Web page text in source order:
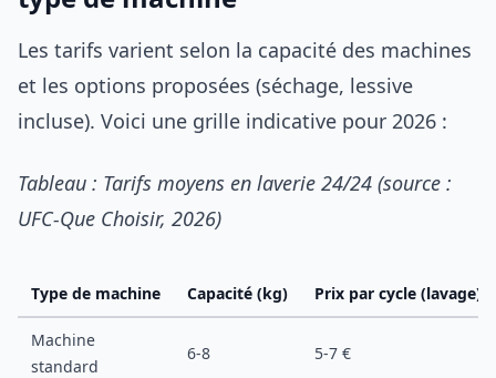
Les tarifs varient selon la capacité des machines
et les options proposées (séchage, lessive
incluse). Voici une grille indicative pour 2026 :
Tableau : Tarifs moyens en laverie 24/24 (source :
UFC-Que Choisir, 2026)
Type de machine Capacité (kg) Prix par cycle (lavage)
Machine
standard
6-8 5-7 €